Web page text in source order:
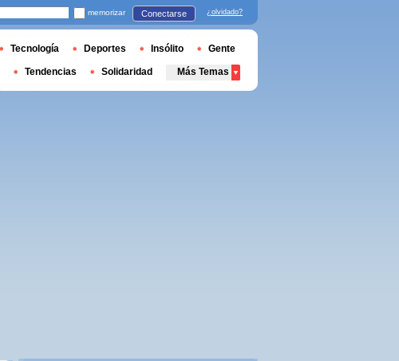
memorizar Conectarse ¿olvidado?
Tecnología Deportes Insólito Gente
Tendencias Solidaridad Más Temas